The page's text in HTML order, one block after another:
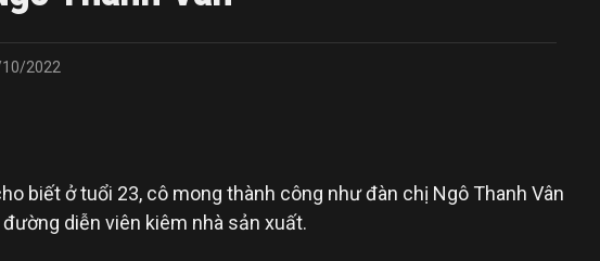
2022
biết ở tuổi 23, cô mong thành công như đàn chị Ngô Thanh Vân
diễn viên kiêm nhà sản xuất.